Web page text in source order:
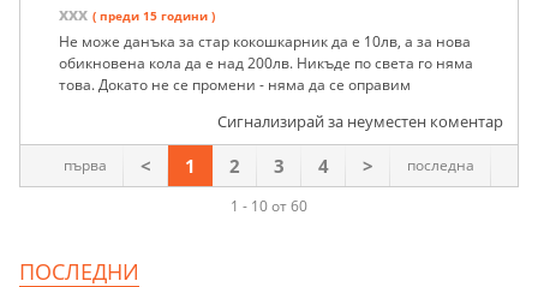
ххх ( преди 15 години )
Не може данъка за стар кокошкарник да е 10лв, а за нова
обикновена кола да е над 200лв. Никъде по света го няма
това. Докато не се промени - няма да се оправим
Сигнализирай за неуместен коментар
1 - 10 от 60
първа < 1 2 3 4 > последна
ПОСЛЕДНИ